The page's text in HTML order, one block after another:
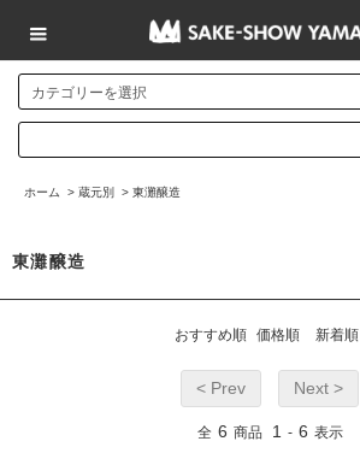
ホーム > 蔵元別 > 東灘醸造
東灘醸造
おすすめ順 価格順 新着順
< Prev Next >
全 6 商品 1 - 6 表示